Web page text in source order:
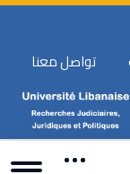
تواصل معنا